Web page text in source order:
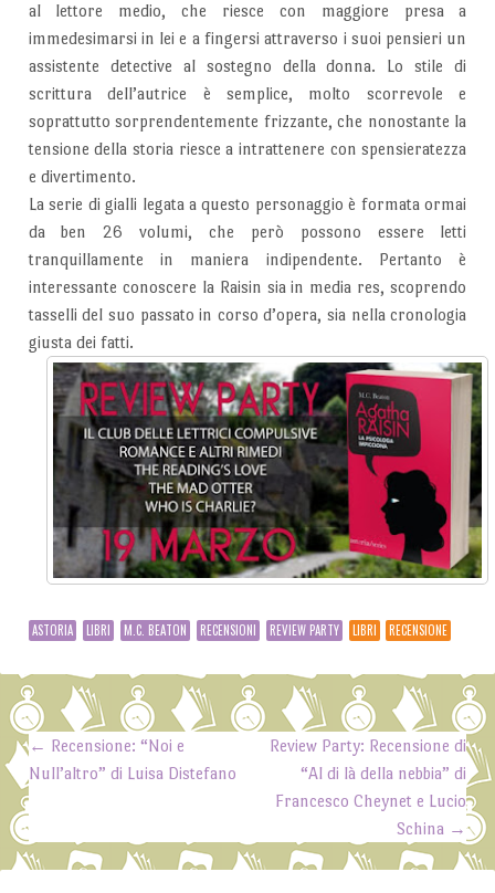
al lettore medio, che riesce con maggiore presa a
immedesimarsi in lei e a fingersi attraverso i suoi pensieri un
assistente detective al sostegno della donna. Lo stile di
scrittura dell’autrice è semplice, molto scorrevole e
soprattutto sorprendentemente frizzante, che nonostante la
tensione della storia riesce a intrattenere con spensieratezza
e divertimento.
La serie di gialli legata a questo personaggio è formata ormai
da ben 26 volumi, che però possono essere letti
tranquillamente in maniera indipendente. Pertanto è
interessante conoscere la Raisin sia in media res, scoprendo
tasselli del suo passato in corso d’opera, sia nella cronologia
giusta dei fatti.
ASTORIA LIBRI M.C. BEATON RECENSIONI REVIEW PARTY LIBRI RECENSIONE
Post navigation
← Recensione: “Noi e
Null’altro” di Luisa Distefano
Review Party: Recensione di
“Al di là della nebbia” di
Francesco Cheynet e Lucio
Schina →